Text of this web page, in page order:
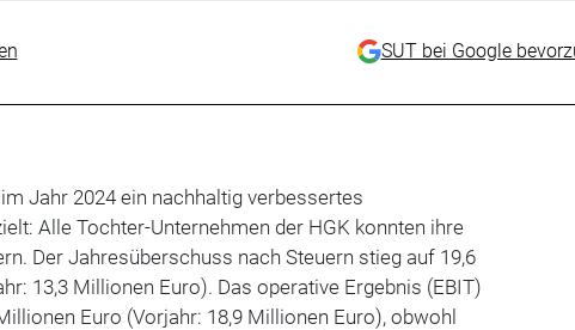
SUT bei Google
Jahr 2024 ein nachhaltig verbessertes
Alle Tochter-Unternehmen der HGK konnten ihre
Der Jahresüberschuss nach Steuern stieg auf 19,6
13,3 Millionen Euro). Das operative Ergebnis (EBIT)
Euro (Vorjahr: 18,9 Millionen Euro), obwohl